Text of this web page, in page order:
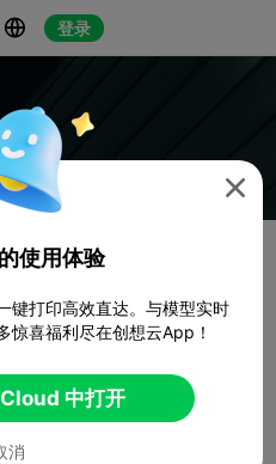
 登录

使用体验
键打印高效直达。与模型实时
惊喜福利尽在创想云App！
中打开
消